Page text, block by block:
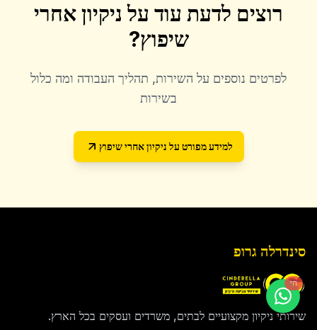
רוצים לדעת עוד על ניקיון אחרי
שיפוץ?
לפרטים נוספים על השירות, תהליך העבודה ומה כלול
בשירות
למידע מפורט על ניקיון אחרי שיפוץ
סינדרלה גרופ
שירותי ניקיון מקצועיים לבתים, משרדים ועסקים בכל הארץ.
חי